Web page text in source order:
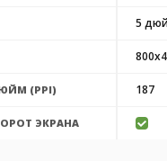
5
(PPI) 187
ЭКРАНА